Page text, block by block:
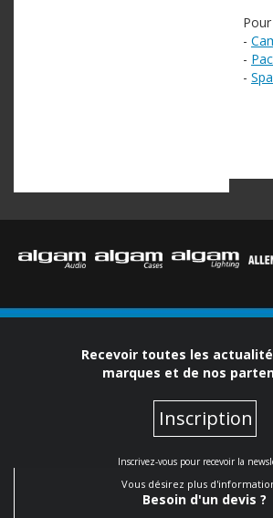
-
-
-
Recevoir toutes les
marques et de nos
Inscription
Inscrivez-vous pour recevoir la
Vous désirez plus
Besoin d'un devis ?